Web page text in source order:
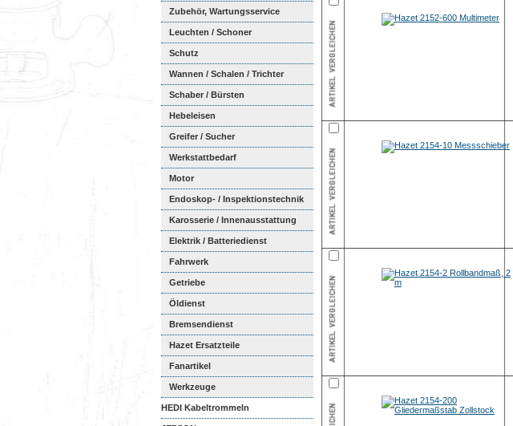
Zubehör, Wartungsservice
Leuchten / Schoner
Schutz
Wannen / Schalen / Trichter
Schaber / Bürsten
Hebeleisen
Greifer / Sucher
Werkstattbedarf
Motor
Endoskop- / Inspektionstechnik
Karosserie / Innenausstattung
Elektrik / Batteriedienst
Fahrwerk
Getriebe
Öldienst
Bremsendienst
Hazet Ersatzteile
Fanartikel
Werkzeuge
HEDI Kabeltrommeln